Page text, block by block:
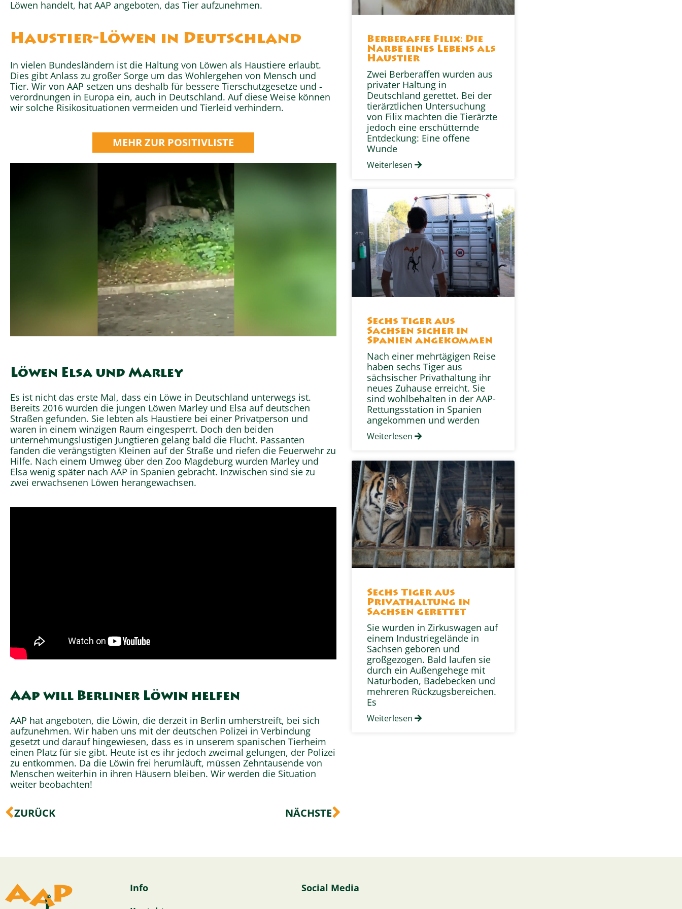
Löwen handelt, hat AAP angeboten, das Tier aufzunehmen.
Haustier-Löwen in Deutschland
In vielen Bundesländern ist die Haltung von Löwen als Haustiere erlaubt.
Dies gibt Anlass zu großer Sorge um das Wohlergehen von Mensch und
Tier. Wir von AAP setzen uns deshalb für bessere Tierschutzgesetze und -
verordnungen in Europa ein, auch in Deutschland. Auf diese Weise können
wir solche Risikosituationen vermeiden und Tierleid verhindern.
MEHR ZUR POSITIVLISTE
Löwen Elsa und Marley
Es ist nicht das erste Mal, dass ein Löwe in Deutschland unterwegs ist.
Bereits 2016 wurden die jungen Löwen Marley und Elsa auf deutschen
Straßen gefunden. Sie lebten als Haustiere bei einer Privatperson und
waren in einem winzigen Raum eingesperrt. Doch den beiden
unternehmungslustigen Jungtieren gelang bald die Flucht. Passanten
fanden die verängstigten Kleinen auf der Straße und riefen die Feuerwehr zu
Hilfe. Nach einem Umweg über den Zoo Magdeburg wurden Marley und
Elsa wenig später nach AAP in Spanien gebracht. Inzwischen sind sie zu
zwei erwachsenen Löwen herangewachsen.
AAp will Berliner Löwin helfen
AAP hat angeboten, die Löwin, die derzeit in Berlin umherstreift, bei sich
aufzunehmen. Wir haben uns mit der deutschen Polizei in Verbindung
gesetzt und darauf hingewiesen, dass es in unserem spanischen Tierheim
einen Platz für sie gibt. Heute ist es ihr jedoch zweimal gelungen, der Polizei
zu entkommen. Da die Löwin frei herumläuft, müssen Zehntausende von
Menschen weiterhin in ihren Häusern bleiben. Wir werden die Situation
weiter beobachten!
Zurück
ZURÜCK NÄCHSTENächster
Berberaffe Filix: Die
Narbe eines Lebens als
Haustier
Zwei Berberaffen wurden aus
privater Haltung in
Deutschland gerettet. Bei der
tierärztlichen Untersuchung
von Filix machten die Tierärzte
jedoch eine erschütternde
Entdeckung: Eine offene
Wunde
Weiterlesen
Sechs Tiger aus
Sachsen sicher in
Spanien angekommen
Nach einer mehrtägigen Reise
haben sechs Tiger aus
sächsischer Privathaltung ihr
neues Zuhause erreicht. Sie
sind wohlbehalten in der AAP-
Rettungsstation in Spanien
angekommen und werden
Weiterlesen
Sechs Tiger aus
Privathaltung in
Sachsen gerettet
Sie wurden in Zirkuswagen auf
einem Industriegelände in
Sachsen geboren und
großgezogen. Bald laufen sie
durch ein Außengehege mit
Naturboden, Badebecken und
mehreren Rückzugsbereichen.
Es
Weiterlesen
Info Social Media